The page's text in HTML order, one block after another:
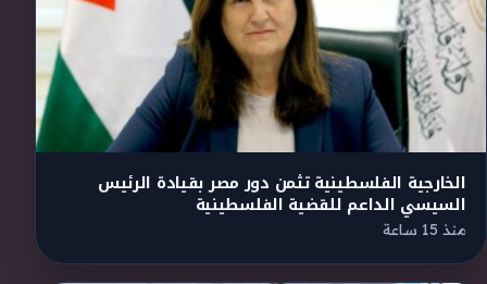
الخارجية الفلسطينية تثمن دور مصر بقيادة الرئيس
السيسي الداعم للقضية الفلسطينية
منذ 15 ساعة